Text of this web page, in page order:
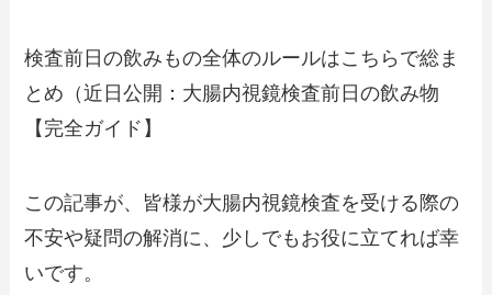
検査前日の飲みもの全体のルールはこちらで総ま
とめ（近日公開：大腸内視鏡検査前日の飲み物
【完全ガイド】
この記事が、皆様が大腸内視鏡検査を受ける際の
不安や疑問の解消に、少しでもお役に立てれば幸
いです。